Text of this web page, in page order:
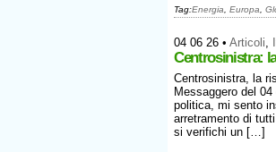
Tag:Energia Europa
04 06 26 • Articoli,
Centrosinistra:
Centrosinistra, la
Messaggero del
politica, mi sento
arretramento di
si verifichi un […]